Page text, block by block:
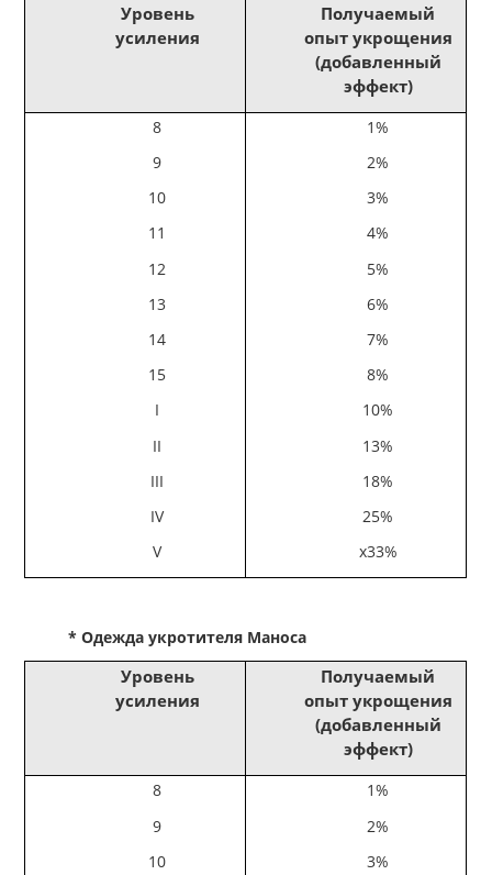
Уровень
усиления
Получаемый
опыт укрощения
(добавленный
эффект)
8
9
10
11
12
13
14
15
I
II
III
IV
V
1%
2%
3%
4%
5%
6%
7%
8%
10%
13%
18%
25%
x33%
* Одежда укротителя Маноса
Уровень
усиления
Получаемый
опыт укрощения
(добавленный
эффект)
8
9
10
1%
2%
3%